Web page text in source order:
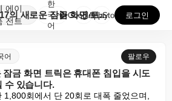
에이
전트
Android 17의 새로운 잠금 화면 트릭은 휴대폰 ...
한
국
어
GooglePlay
AppStore 로그인
어 팔로우
금 화면 트릭은 휴대폰 침입을 시도
수 있습니다.
1,800회에서 단 20회로 대폭 줄었으며,